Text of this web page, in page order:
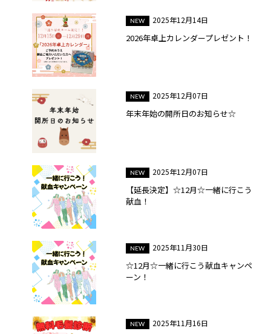
2025年12月14日
2026年卓上カレンダープレゼント！
2025年12月07日
年末年始の開所日のお知らせ☆
2025年12月07日
【延長決定】☆12月☆一緒に行こう
献血！
2025年11月30日
☆12月☆一緒に行こう献血キャンペ
ーン！
2025年11月16日